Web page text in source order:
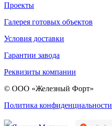
Проекты
Галерея готовых объектов
Условия доставки
Гарантии завода
Реквизиты компании
© ООО «Железный Форт»
Политика конфиденциальности